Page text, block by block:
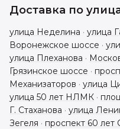
Доставка по
улица Неделина · улица
Воронежское шоссе ·
улица Плеханова ·
Грязинское шоссе ·
Механизаторов · улица
улица 50 лет НЛМК ·
Г. Стаханова · улица
Зегеля · проспект 60 лет